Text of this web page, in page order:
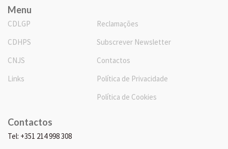
Menu
CDLGP
CDHPS
CNJS
Links
Reclamações
Subscrever Newsletter
Contactos
Política de Privacidade
Política de Cookies
Contactos
Tel: +351 214 998 308